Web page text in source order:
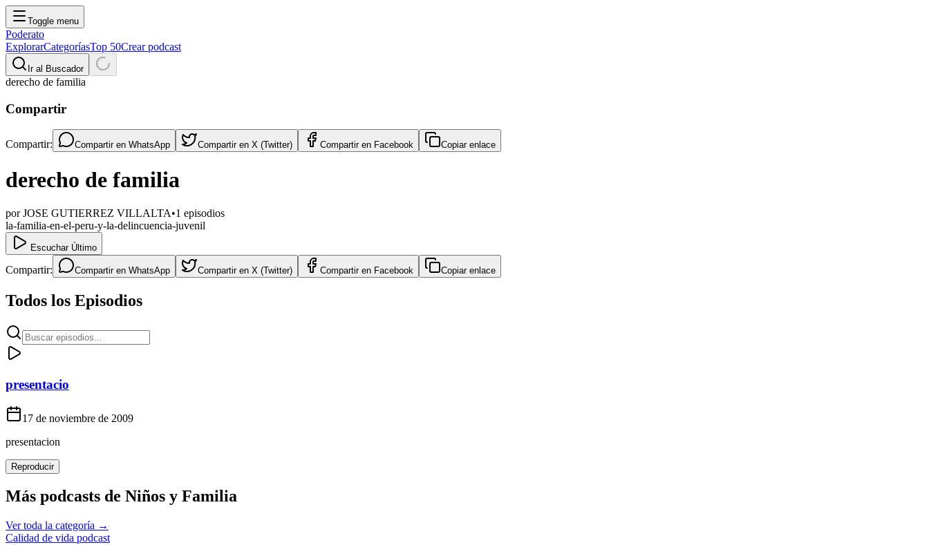
Toggle menu
Poderato
ExplorarCategoríasTop 50Crear podcast
Ir al Buscador
derecho de familia
Compartir
Compartir: Compartir en WhatsApp Compartir en X (Twitter) Compartir en Facebook Copiar enlace
derecho de familia
porJOSE GUTIERREZ VILLALTA•1 episodios
la-familia-en-el-peru-y-la-delincuencia-juvenil
Escuchar Último
Compartir: Compartir en WhatsApp Compartir en X (Twitter) Compartir en Facebook Copiar enlace
Todos los Episodios
presentacio
17 de noviembre de 2009
presentacion
Reproducir
Más podcasts de Niños y Familia
Ver toda la categoría →
Calidad de vida podcast